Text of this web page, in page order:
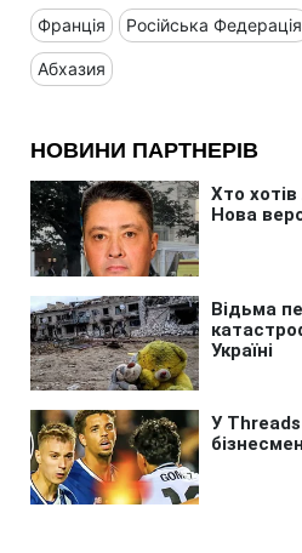
Франція Російська Федерація
Абхазия